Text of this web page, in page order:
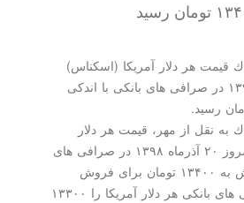
دلار آمریكا (اسكناس)
۱۳۹۸ در صرافی های بانكی با اندكی
مهر، قیمت هر دلار
آمریكا (اسكناس) امروز ۲۰ آذرماه ۱۳۹۸ در صرافی های
بانكی با اندكی كاهش به ۱۳۴۰۰ تومان برای فروش
رسید. امروز صرافی های بانكی هر دلار آمریكا را ۱۳۳۰۰